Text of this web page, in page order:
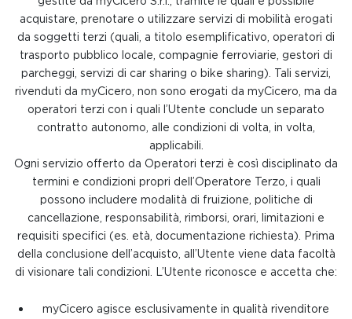
acquistare, prenotare o utilizzare servizi di mobilità erogati
da soggetti terzi (quali, a titolo esemplificativo, operatori di
trasporto pubblico locale, compagnie ferroviarie, gestori di
parcheggi, servizi di car sharing o bike sharing). Tali servizi,
rivenduti da myCicero, non sono erogati da myCicero, ma da
operatori terzi con i quali l’Utente conclude un separato
contratto autonomo, alle condizioni di volta, in volta,
applicabili.
Ogni servizio offerto da Operatori terzi è così disciplinato da
termini e condizioni propri dell’Operatore Terzo, i quali
possono includere modalità di fruizione, politiche di
cancellazione, responsabilità, rimborsi, orari, limitazioni e
requisiti specifici (es. età, documentazione richiesta). Prima
della conclusione dell’acquisto, all’Utente viene data facoltà
di visionare tali condizioni. L’Utente riconosce e accetta che:
myCicero agisce esclusivamente in qualità rivenditore